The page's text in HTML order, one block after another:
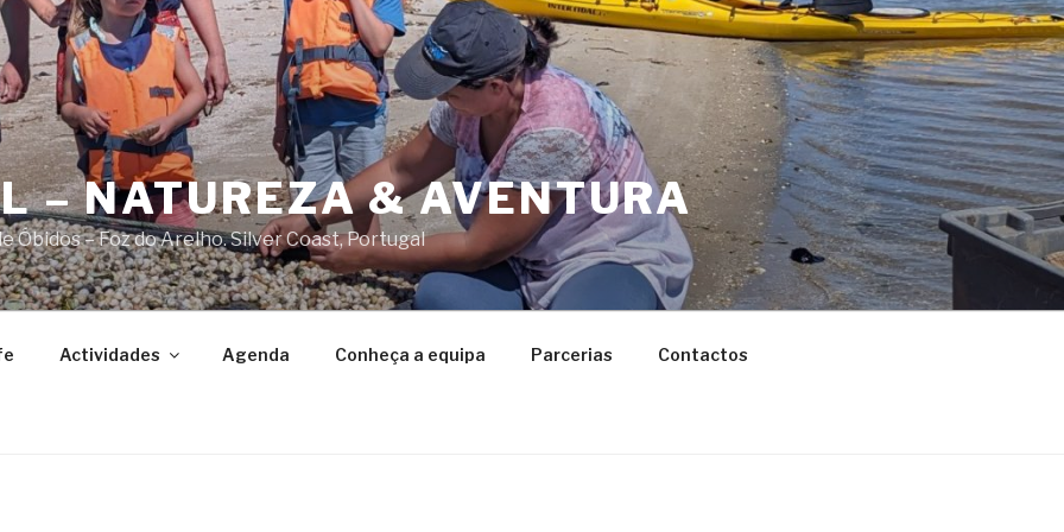
– NATUREZA & AVENTURA
Óbidos – Foz do Arelho. Silver Coast, Portugal
Actividades Agenda Conheça a equipa Parcerias Contactos